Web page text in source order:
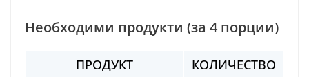
Необходими продукти (за 4 порции)
ПРОДУКТ
КОЛИЧЕСТВО